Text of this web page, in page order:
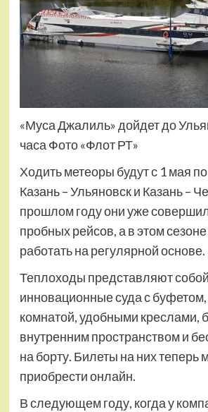
«Муса Джалиль» дойдет до
часа Фото «Флот РТ»
Ходить метеоры будут с 1 мая
Казань – Ульяновск и Казань –
прошлом году они уже
пробных рейсов, а в этом
работать на регулярной основе.
Теплоходы представляют собой
инновационные суда с
комнатой, удобными креслами,
внутренним пространством и
на борту. Билеты на них теперь
приобрести онлайн.
В следующем году, когда у